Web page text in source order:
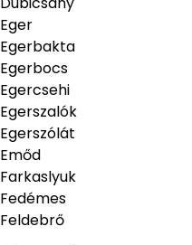
Eger
Egerbakta
Egerbocs
Egercsehi
Egerszalók
Egerszólát
Emőd
Farkaslyuk
Fedémes
Feldebrő